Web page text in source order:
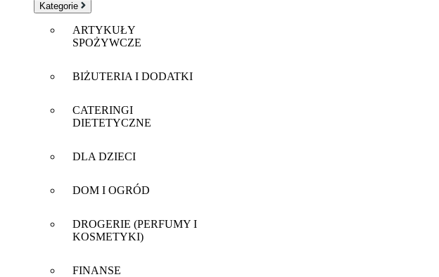
Kategorie
ARTYKUŁY
SPOŻYWCZE
BIŻUTERIA I DODATKI
CATERINGI
DIETETYCZNE
DLA DZIECI
DOM I OGRÓD
DROGERIE (PERFUMY I
KOSMETYKI)
FINANSE